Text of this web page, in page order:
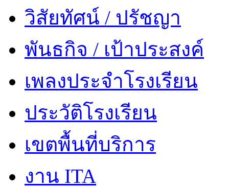
วิสัยทัศน์ / ปรัชญา
พันธกิจ / เป้าประสงค์
เพลงประจำโรงเรียน
ประวัติโรงเรียน
เขตพื้นที่บริการ
งาน ITA